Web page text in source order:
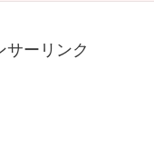
サーリンク